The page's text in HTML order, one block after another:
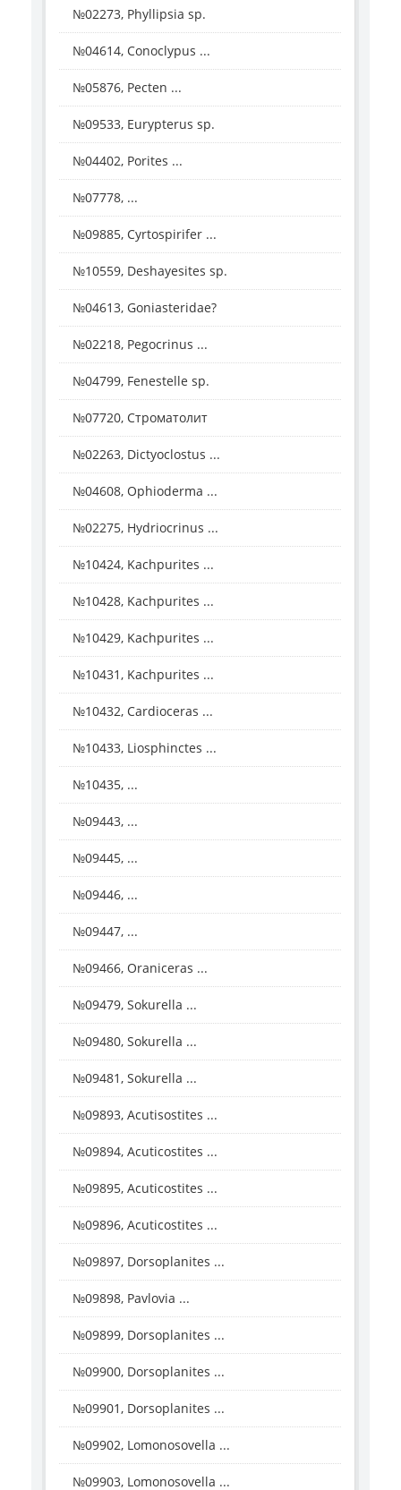
№02273, Phyllipsia sp.
№04614, Conoclypus ...
№05876, Pecten ...
№09533, Eurypterus sp.
№04402, Porites ...
№07778, ...
№09885, Cyrtospirifer ...
№10559, Deshayesites sp.
№04613, Goniasteridae?
№02218, Pegocrinus ...
№04799, Fenestelle sp.
№07720, Строматолит
№02263, Dictyoclostus ...
№04608, Ophioderma ...
№02275, Hydriocrinus ...
№10424, Kachpurites ...
№10428, Kachpurites ...
№10429, Kachpurites ...
№10431, Kachpurites ...
№10432, Cardioceras ...
№10433, Liosphinctes ...
№10435, ...
№09443, ...
№09445, ...
№09446, ...
№09447, ...
№09466, Oraniceras ...
№09479, Sokurella ...
№09480, Sokurella ...
№09481, Sokurella ...
№09893, Acutisostites ...
№09894, Acuticostites ...
№09895, Acuticostites ...
№09896, Acuticostites ...
№09897, Dorsoplanites ...
№09898, Pavlovia ...
№09899, Dorsoplanites ...
№09900, Dorsoplanites ...
№09901, Dorsoplanites ...
№09902, Lomonosovella ...
№09903, Lomonosovella ...